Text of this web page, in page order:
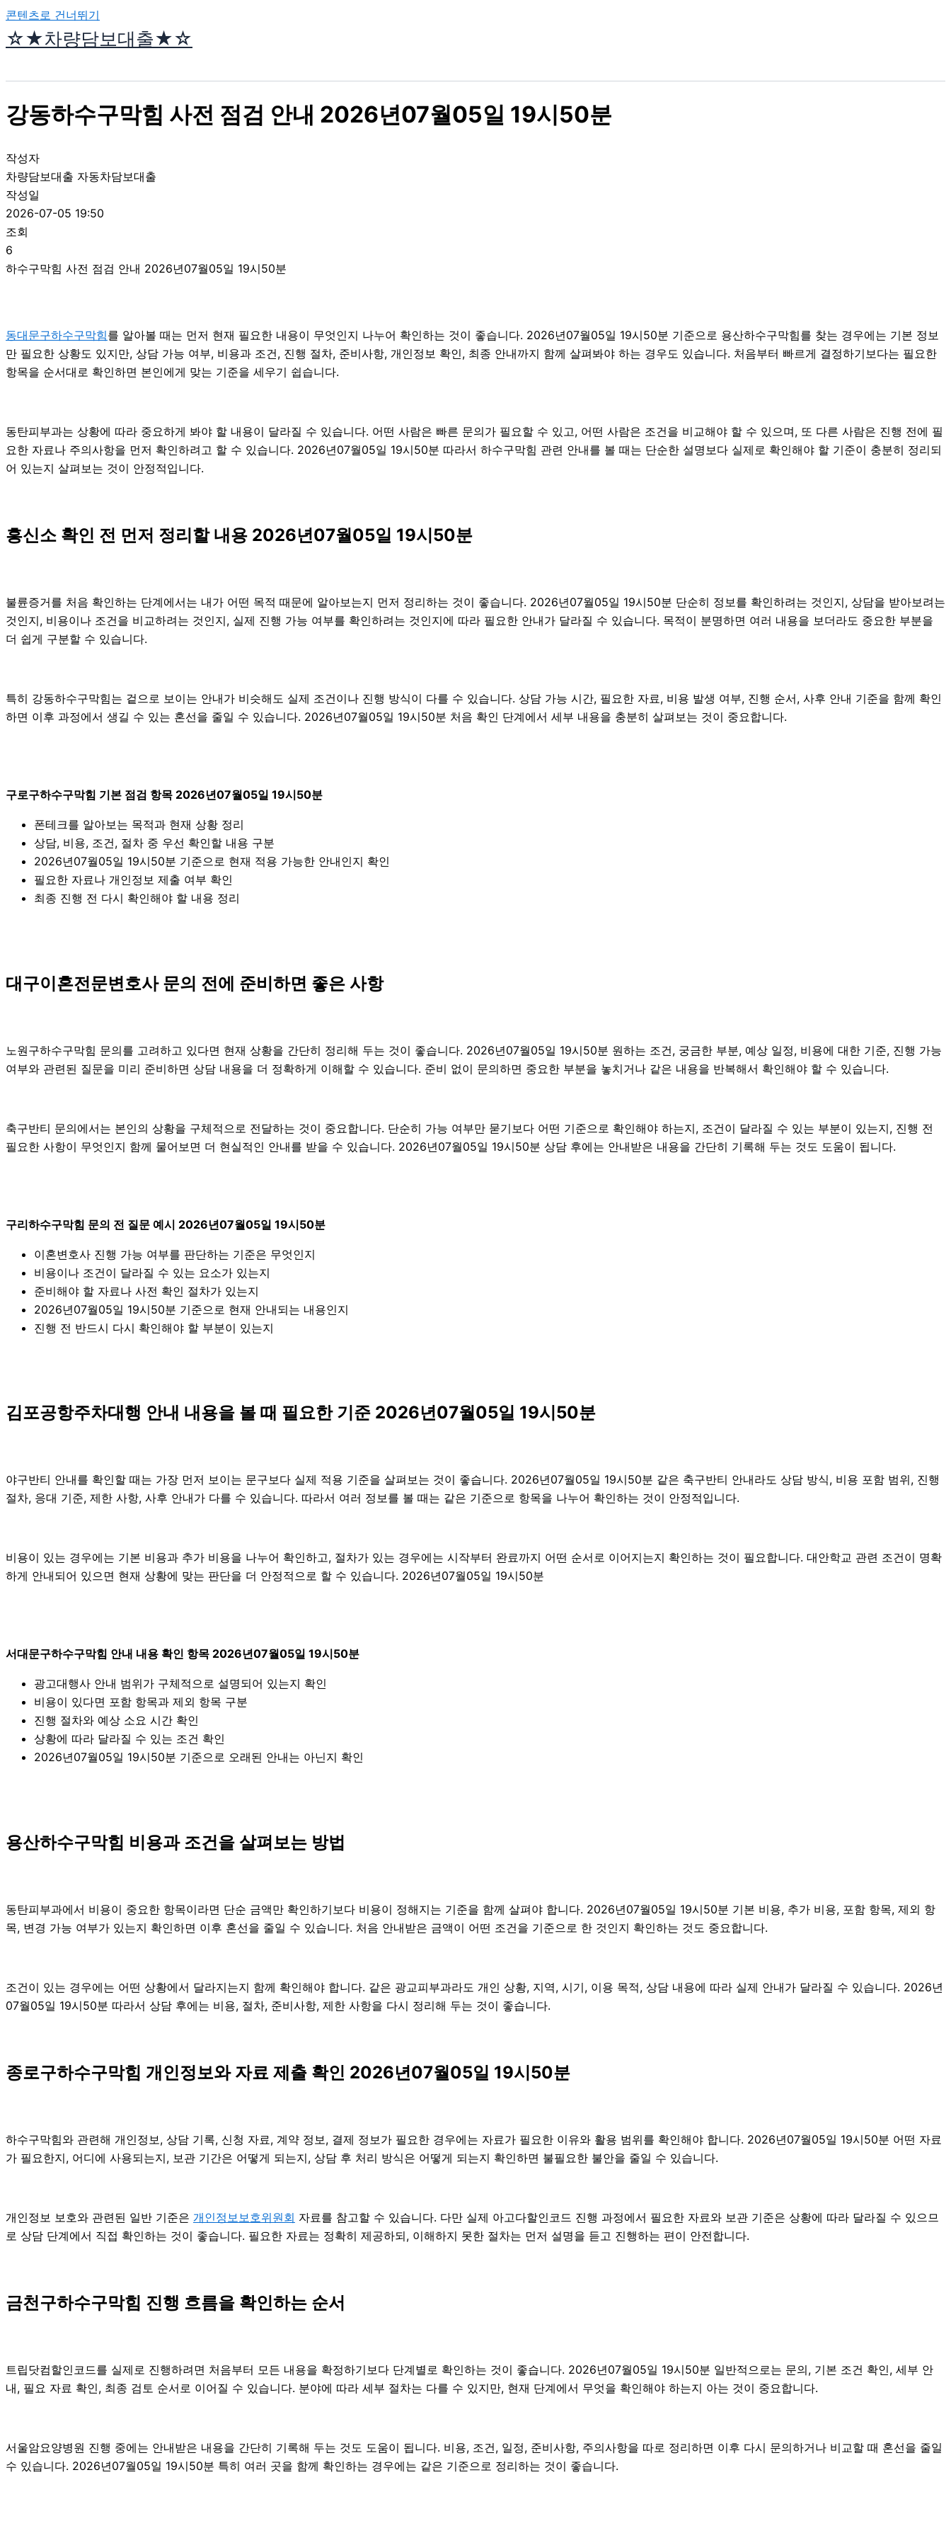
콘텐츠로 건너뛰기
☆★차량담보대출★☆
강동하수구막힘 사전 점검 안내 2026년07월05일 19시50분
작성자
차량담보대출 자동차담보대출
작성일
2026-07-05 19:50
조회
6
하수구막힘 사전 점검 안내 2026년07월05일 19시50분
동대문구하수구막힘를 알아볼 때는 먼저 현재 필요한 내용이 무엇인지 나누어 확인하는 것이 좋습니다. 2026년07월05일 19시50분 기준으로 용산하수구막힘를 찾는 경우에는 기본 정보
만 필요한 상황도 있지만, 상담 가능 여부, 비용과 조건, 진행 절차, 준비사항, 개인정보 확인, 최종 안내까지 함께 살펴봐야 하는 경우도 있습니다. 처음부터 빠르게 결정하기보다는 필요한
항목을 순서대로 확인하면 본인에게 맞는 기준을 세우기 쉽습니다.
동탄피부과는 상황에 따라 중요하게 봐야 할 내용이 달라질 수 있습니다. 어떤 사람은 빠른 문의가 필요할 수 있고, 어떤 사람은 조건을 비교해야 할 수 있으며, 또 다른 사람은 진행 전에 필
요한 자료나 주의사항을 먼저 확인하려고 할 수 있습니다. 2026년07월05일 19시50분 따라서 하수구막힘 관련 안내를 볼 때는 단순한 설명보다 실제로 확인해야 할 기준이 충분히 정리되
어 있는지 살펴보는 것이 안정적입니다.
흥신소 확인 전 먼저 정리할 내용 2026년07월05일 19시50분
불륜증거를 처음 확인하는 단계에서는 내가 어떤 목적 때문에 알아보는지 먼저 정리하는 것이 좋습니다. 2026년07월05일 19시50분 단순히 정보를 확인하려는 것인지, 상담을 받아보려는
것인지, 비용이나 조건을 비교하려는 것인지, 실제 진행 가능 여부를 확인하려는 것인지에 따라 필요한 안내가 달라질 수 있습니다. 목적이 분명하면 여러 내용을 보더라도 중요한 부분을
더 쉽게 구분할 수 있습니다.
특히 강동하수구막힘는 겉으로 보이는 안내가 비슷해도 실제 조건이나 진행 방식이 다를 수 있습니다. 상담 가능 시간, 필요한 자료, 비용 발생 여부, 진행 순서, 사후 안내 기준을 함께 확인
하면 이후 과정에서 생길 수 있는 혼선을 줄일 수 있습니다. 2026년07월05일 19시50분 처음 확인 단계에서 세부 내용을 충분히 살펴보는 것이 중요합니다.
구로구하수구막힘 기본 점검 항목 2026년07월05일 19시50분
폰테크를 알아보는 목적과 현재 상황 정리
상담, 비용, 조건, 절차 중 우선 확인할 내용 구분
2026년07월05일 19시50분 기준으로 현재 적용 가능한 안내인지 확인
필요한 자료나 개인정보 제출 여부 확인
최종 진행 전 다시 확인해야 할 내용 정리
대구이혼전문변호사 문의 전에 준비하면 좋은 사항
노원구하수구막힘 문의를 고려하고 있다면 현재 상황을 간단히 정리해 두는 것이 좋습니다. 2026년07월05일 19시50분 원하는 조건, 궁금한 부분, 예상 일정, 비용에 대한 기준, 진행 가능
여부와 관련된 질문을 미리 준비하면 상담 내용을 더 정확하게 이해할 수 있습니다. 준비 없이 문의하면 중요한 부분을 놓치거나 같은 내용을 반복해서 확인해야 할 수 있습니다.
축구반티 문의에서는 본인의 상황을 구체적으로 전달하는 것이 중요합니다. 단순히 가능 여부만 묻기보다 어떤 기준으로 확인해야 하는지, 조건이 달라질 수 있는 부분이 있는지, 진행 전
필요한 사항이 무엇인지 함께 물어보면 더 현실적인 안내를 받을 수 있습니다. 2026년07월05일 19시50분 상담 후에는 안내받은 내용을 간단히 기록해 두는 것도 도움이 됩니다.
구리하수구막힘 문의 전 질문 예시 2026년07월05일 19시50분
이혼변호사 진행 가능 여부를 판단하는 기준은 무엇인지
비용이나 조건이 달라질 수 있는 요소가 있는지
준비해야 할 자료나 사전 확인 절차가 있는지
2026년07월05일 19시50분 기준으로 현재 안내되는 내용인지
진행 전 반드시 다시 확인해야 할 부분이 있는지
김포공항주차대행 안내 내용을 볼 때 필요한 기준 2026년07월05일 19시50분
야구반티 안내를 확인할 때는 가장 먼저 보이는 문구보다 실제 적용 기준을 살펴보는 것이 좋습니다. 2026년07월05일 19시50분 같은 축구반티 안내라도 상담 방식, 비용 포함 범위, 진행
절차, 응대 기준, 제한 사항, 사후 안내가 다를 수 있습니다. 따라서 여러 정보를 볼 때는 같은 기준으로 항목을 나누어 확인하는 것이 안정적입니다.
비용이 있는 경우에는 기본 비용과 추가 비용을 나누어 확인하고, 절차가 있는 경우에는 시작부터 완료까지 어떤 순서로 이어지는지 확인하는 것이 필요합니다. 대안학교 관련 조건이 명확
하게 안내되어 있으면 현재 상황에 맞는 판단을 더 안정적으로 할 수 있습니다. 2026년07월05일 19시50분
서대문구하수구막힘 안내 내용 확인 항목 2026년07월05일 19시50분
광고대행사 안내 범위가 구체적으로 설명되어 있는지 확인
비용이 있다면 포함 항목과 제외 항목 구분
진행 절차와 예상 소요 시간 확인
상황에 따라 달라질 수 있는 조건 확인
2026년07월05일 19시50분 기준으로 오래된 안내는 아닌지 확인
용산하수구막힘 비용과 조건을 살펴보는 방법
동탄피부과에서 비용이 중요한 항목이라면 단순 금액만 확인하기보다 비용이 정해지는 기준을 함께 살펴야 합니다. 2026년07월05일 19시50분 기본 비용, 추가 비용, 포함 항목, 제외 항
목, 변경 가능 여부가 있는지 확인하면 이후 혼선을 줄일 수 있습니다. 처음 안내받은 금액이 어떤 조건을 기준으로 한 것인지 확인하는 것도 중요합니다.
조건이 있는 경우에는 어떤 상황에서 달라지는지 함께 확인해야 합니다. 같은 광교피부과라도 개인 상황, 지역, 시기, 이용 목적, 상담 내용에 따라 실제 안내가 달라질 수 있습니다. 2026년
07월05일 19시50분 따라서 상담 후에는 비용, 절차, 준비사항, 제한 사항을 다시 정리해 두는 것이 좋습니다.
종로구하수구막힘 개인정보와 자료 제출 확인 2026년07월05일 19시50분
하수구막힘와 관련해 개인정보, 상담 기록, 신청 자료, 계약 정보, 결제 정보가 필요한 경우에는 자료가 필요한 이유와 활용 범위를 확인해야 합니다. 2026년07월05일 19시50분 어떤 자료
가 필요한지, 어디에 사용되는지, 보관 기간은 어떻게 되는지, 상담 후 처리 방식은 어떻게 되는지 확인하면 불필요한 불안을 줄일 수 있습니다.
개인정보 보호와 관련된 일반 기준은 개인정보보호위원회 자료를 참고할 수 있습니다. 다만 실제 아고다할인코드 진행 과정에서 필요한 자료와 보관 기준은 상황에 따라 달라질 수 있으므
로 상담 단계에서 직접 확인하는 것이 좋습니다. 필요한 자료는 정확히 제공하되, 이해하지 못한 절차는 먼저 설명을 듣고 진행하는 편이 안전합니다.
금천구하수구막힘 진행 흐름을 확인하는 순서
트립닷컴할인코드를 실제로 진행하려면 처음부터 모든 내용을 확정하기보다 단계별로 확인하는 것이 좋습니다. 2026년07월05일 19시50분 일반적으로는 문의, 기본 조건 확인, 세부 안
내, 필요 자료 확인, 최종 검토 순서로 이어질 수 있습니다. 분야에 따라 세부 절차는 다를 수 있지만, 현재 단계에서 무엇을 확인해야 하는지 아는 것이 중요합니다.
서울암요양병원 진행 중에는 안내받은 내용을 간단히 기록해 두는 것도 도움이 됩니다. 비용, 조건, 일정, 준비사항, 주의사항을 따로 정리하면 이후 다시 문의하거나 비교할 때 혼선을 줄일
수 있습니다. 2026년07월05일 19시50분 특히 여러 곳을 함께 확인하는 경우에는 같은 기준으로 정리하는 것이 좋습니다.